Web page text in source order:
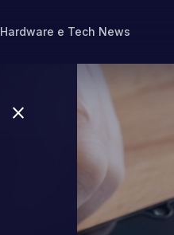
Hardware e Tech News
close